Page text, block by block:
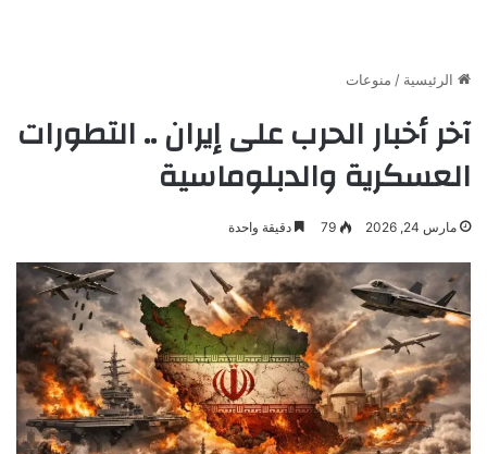
الرئيسية / منوعات
آخر أخبار الحرب على إيران .. التطورات
العسكرية والدبلوماسية
مارس 24, 2026 79 دقيقة واحدة